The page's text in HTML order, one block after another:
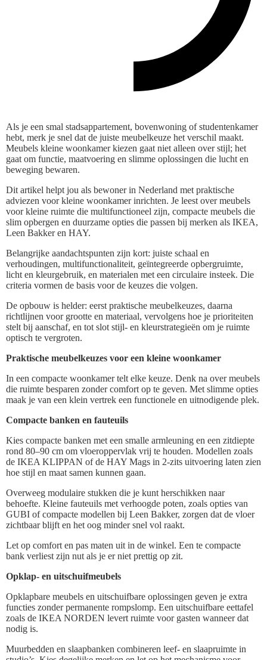
Als je een smal stadsappartement, bovenwoning of studentenkamer
hebt, merk je snel dat de juiste meubelkeuze het verschil maakt.
Meubels kleine woonkamer kiezen gaat niet alleen over stijl; het
gaat om functie, maatvoering en slimme oplossingen die lucht en
beweging bewaren.
Dit artikel helpt jou als bewoner in Nederland met praktische
adviezen voor kleine woonkamer inrichten. Je leest over meubels
voor kleine ruimte die multifunctioneel zijn, compacte meubels die
slim opbergen en duurzame opties die passen bij merken als IKEA,
Leen Bakker en HAY.
Belangrijke aandachtspunten zijn kort: juiste schaal en
verhoudingen, multifunctionaliteit, geïntegreerde opbergruimte,
licht en kleurgebruik, en materialen met een circulaire insteek. Die
criteria vormen de basis voor de keuzes die volgen.
De opbouw is helder: eerst praktische meubelkeuzes, daarna
richtlijnen voor grootte en materiaal, vervolgens hoe je prioriteiten
stelt bij aanschaf, en tot slot stijl- en kleurstrategieën om je ruimte
optisch te vergroten.
Praktische meubelkeuzes voor een kleine woonkamer
In een compacte woonkamer telt elke keuze. Denk na over meubels
die ruimte besparen zonder comfort op te geven. Met slimme opties
maak je van een klein vertrek een functionele en uitnodigende plek.
Compacte banken en fauteuils
Kies compacte banken met een smalle armleuning en een zitdiepte
rond 80–90 cm om vloeroppervlak vrij te houden. Modellen zoals
de IKEA KLIPPAN of de HAY Mags in 2-zits uitvoering laten zien
hoe stijl en maat samen kunnen gaan.
Overweeg modulaire stukken die je kunt herschikken naar
behoefte. Kleine fauteuils met verhoogde poten, zoals opties van
GUBI of compacte modellen bij Leen Bakker, zorgen dat de vloer
zichtbaar blijft en het oog minder snel vol raakt.
Let op comfort en pas maten uit in de winkel. Een te compacte
bank verliest zijn nut als je er niet prettig op zit.
Opklap- en uitschuifmeubels
Opklapbare meubels en uitschuifbare oplossingen geven je extra
functies zonder permanente rompslomp. Een uitschuifbare eettafel
zoals de IKEA NORDEN levert ruimte voor gasten wanneer dat
nodig is.
Muurbedden en slaapbanken combineren leef- en slaapruimte in